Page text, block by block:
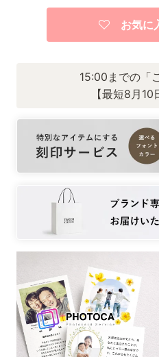
お気に
15:00までの「
【最短8月